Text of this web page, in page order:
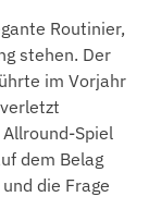
Routinier,
stehen. Der
im Vorjahr
Spiel
dem Belag
die Frage